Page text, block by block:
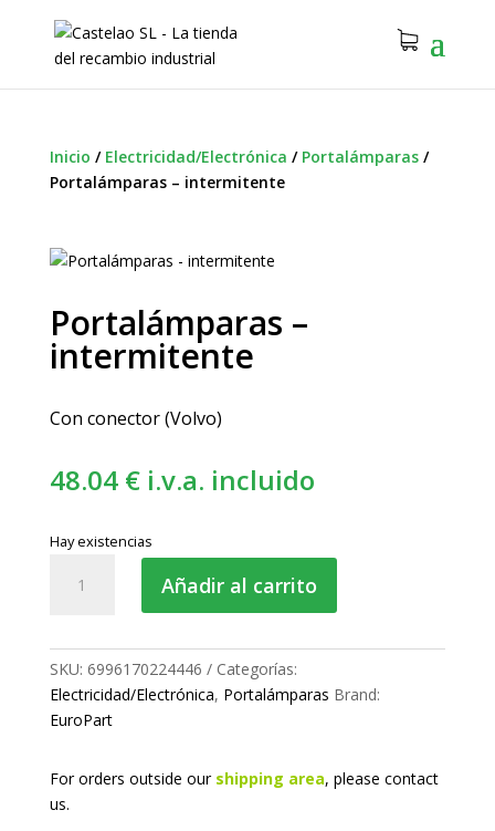
Inicio / Electricidad/Electrónica / Portalámparas/
Portalámparas – intermitente
Portalámparas –
intermitente
Con conector (Volvo)
48.04 € i.v.a. incluido
Hay existencias
Portalámparas
Añadir al carrito
SKU: 6996170224446
Categorías:
Electricidad/Electrónica, Portalámparas Brand:
EuroPart
For orders outside our shipping area, please contact
us.